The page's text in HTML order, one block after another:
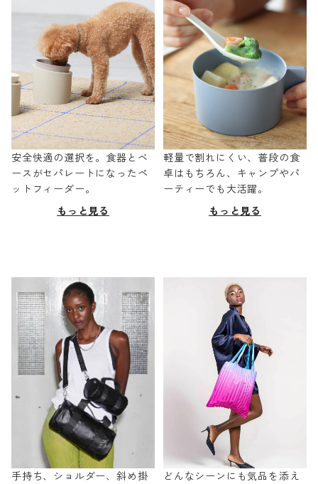
安全快適の選択を。食器とベ
ースがセパレートになったペ
ットフィーダー。
もっと見る
軽量で割れにくい、普段の食
卓はもちろん、キャンプやパ
ーティーでも大活躍。
もっと見る
手持ち、ショルダー、斜め掛
どんなシーンにも気品を添え